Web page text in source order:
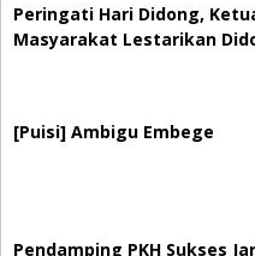
Peringati Hari Didong,
Masyarakat Lestarikan
[Puisi] Ambigu Embege
Pendamping PKH Sukses